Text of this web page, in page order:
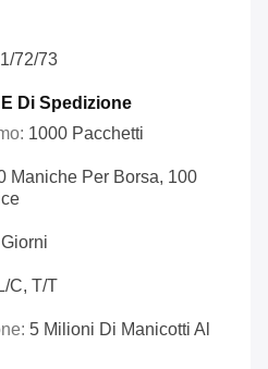
72/73
Di Spedizione
1000 Pacchetti
Maniche Per Borsa, 100
C, T/T
5 Milioni Di Manicotti Al